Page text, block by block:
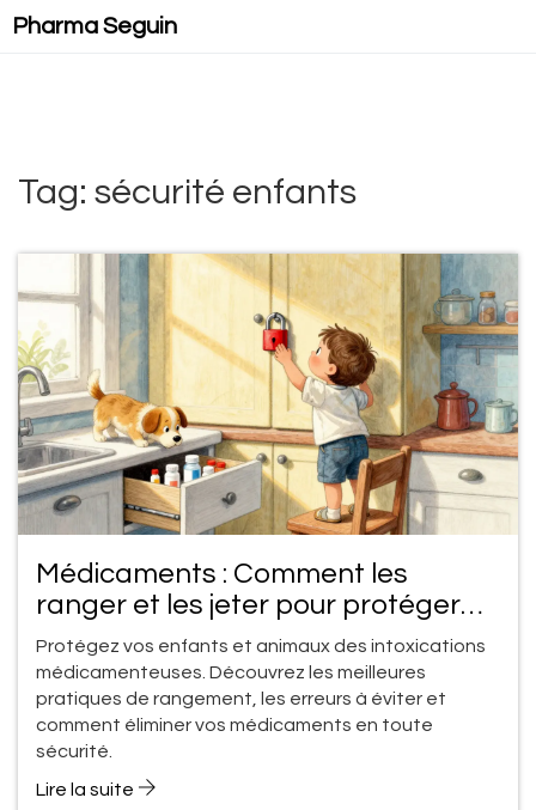
Pharma Seguin
Tag: sécurité enfants
Médicaments : Comment les
ranger et les jeter pour protéger
enfants et animaux
Protégez vos enfants et animaux des intoxications
médicamenteuses. Découvrez les meilleures
pratiques de rangement, les erreurs à éviter et
comment éliminer vos médicaments en toute
sécurité.
Lire la suite